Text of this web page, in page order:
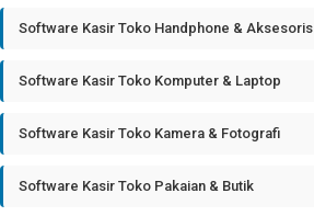
Software Kasir Toko Handphone & Aksesoris
Software Kasir Toko Komputer & Laptop
Software Kasir Toko Kamera & Fotografi
Software Kasir Toko Pakaian & Butik